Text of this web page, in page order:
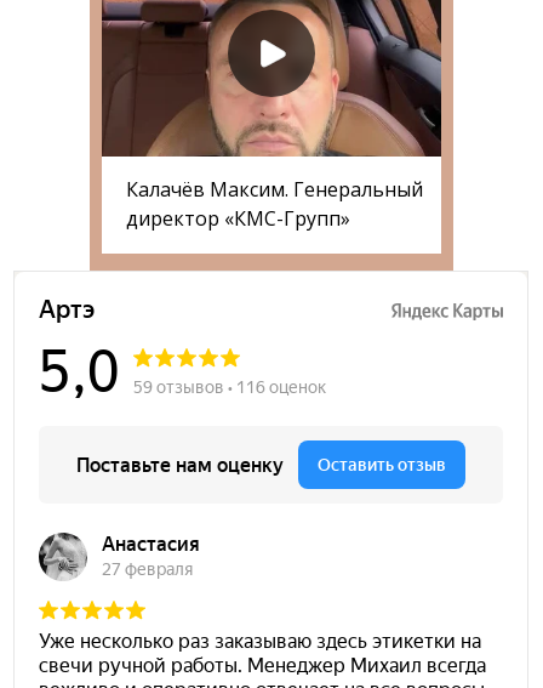
Калачёв Максим. Генеральный
директор «КМС-Групп»